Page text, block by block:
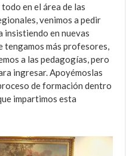
en el área de las
venimos a pedir
insistiendo en nuevas
tengamos más profesores,
a las pedagogías, pero
ingresar. Apoyémoslas
de formación dentro
impartimos esta